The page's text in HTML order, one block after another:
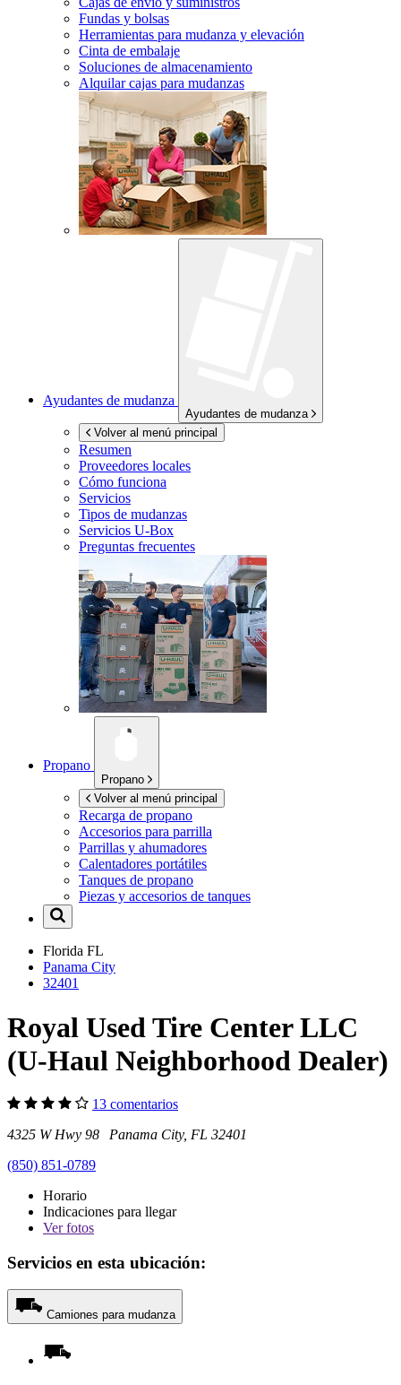
Fundas y bolsas
Herramientas para mudanza y elevación
Cinta de embalaje
Soluciones de almacenamiento
Alquilar cajas para mudanzas
Ayudantes de mudanza
Ayudantes de mudanza
Volver al menú principal
Resumen
Proveedores locales
Cómo funciona
Servicios
Tipos de mudanzas
Servicios U-Box
Preguntas frecuentes
Propano
Propano
Volver al menú principal
Recarga de propano
Accesorios para parrilla
Parrillas y ahumadores
Calentadores portátiles
Tanques de propano
Piezas y accesorios de tanques
Florida FL
Panama City
32401
Royal Used Tire Center LLC
(U-Haul Neighborhood Dealer)
13 comentarios
4325 W Hwy 98 Panama City, FL 32401
(850) 851-0789
Horario
Indicaciones para llegar
Verfotos
Servicios en esta ubicación:
Camiones para mudanza